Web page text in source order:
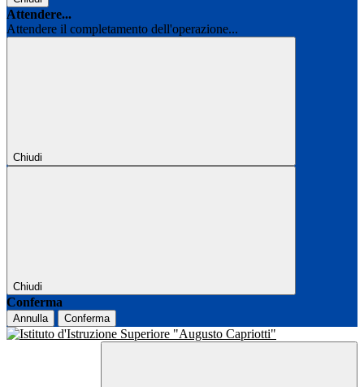
Attendere...
Attendere il completamento dell'operazione...
Chiudi
Chiudi
Conferma
Annulla Conferma